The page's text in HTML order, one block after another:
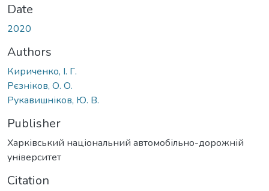
Date
2020
Authors
Кириченко, І. Г.
Рєзніков, О. О.
Рукавишніков, Ю. В.
Publisher
Харківський національний автомобільно-дорожній
університет
Citation